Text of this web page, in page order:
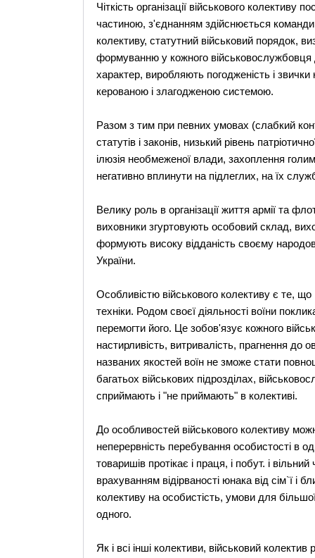
Чіткість організації військового
частиною, з'єднанням здійснюється
колективу, статутний військовий порядок,
формуванню у кожного військовослужбовця
характер, виробляють погодженість і
керованою і злагодженою системою.
Разом з тим при певних умовах (слабкий
статутів і законів, низький рівень
ілюзія необмеженої влади, захоплення
негативно вплинути на підлеглих, на їх
Велику роль в організації життя армії та
виховники згуртовують особовий склад,
формують високу відданість своєму
України.
Особливістю військового колективу є те,
техніки. Родом своєї діяльності воїни
перемогти його. Це зобов'язує кожного
настирливість, витривалість, прагнення до
названих якостей воїн не зможе стати
багатьох військових підрозділах,
сприймають і "не приймають" в колективі.
До особливостей військового колективу
неперервність перебування особистості в
товаришів протікає і праця, і побут. і
врахуванням відірваності юнака від сім`ї і
колективу на особистість, умови для
одного.
Як і всі інші колективи, військовий